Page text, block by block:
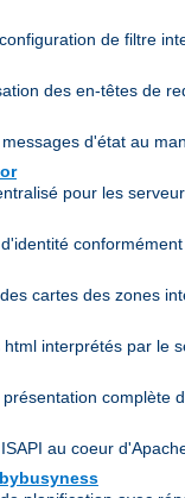
de filtre
des en-têtes de
d'état au
pour les
cartes des zones
html interprétés par le
complète
au coeur